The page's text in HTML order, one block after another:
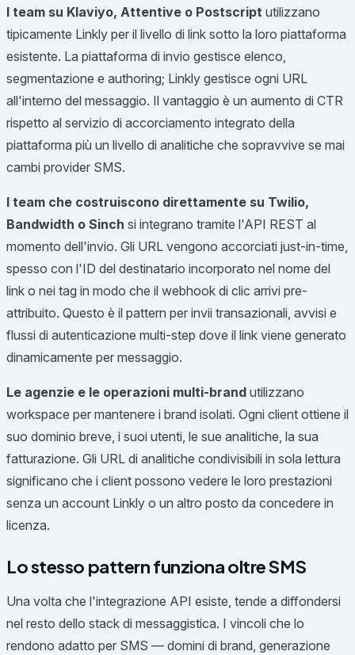
I team su Klaviyo, Attentive o Postscript utilizzano
tipicamente Linkly per il livello di link sotto la loro piattaforma
esistente. La piattaforma di invio gestisce elenco,
segmentazione e authoring; Linkly gestisce ogni URL
all'interno del messaggio. Il vantaggio è un aumento di CTR
rispetto al servizio di accorciamento integrato della
piattaforma più un livello di analitiche che sopravvive se mai
cambi provider SMS.
I team che costruiscono direttamente su Twilio,
Bandwidth o Sinch si integrano tramite l'API REST al
momento dell'invio. Gli URL vengono accorciati just-in-time,
spesso con l'ID del destinatario incorporato nel nome del
link o nei tag in modo che il webhook di clic arrivi pre-
attribuito. Questo è il pattern per invii transazionali, avvisi e
flussi di autenticazione multi-step dove il link viene generato
dinamicamente per messaggio.
Le agenzie e le operazioni multi-brand utilizzano
workspace per mantenere i brand isolati. Ogni client ottiene il
suo dominio breve, i suoi utenti, le sue analitiche, la sua
fatturazione. Gli URL di analitiche condivisibili in sola lettura
significano che i client possono vedere le loro prestazioni
senza un account Linkly o un altro posto da concedere in
licenza.
Lo stesso pattern funziona oltre SMS
Una volta che l'integrazione API esiste, tende a diffondersi
nel resto dello stack di messaggistica. I vincoli che lo
rendono adatto per SMS — domini di brand, generazione